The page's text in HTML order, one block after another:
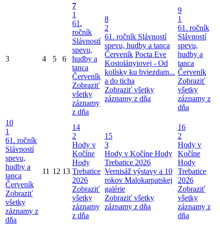
3 4 5 6
7
1
61.
ročník
Slávností
spevu,
hudby a
tanca
Červeník
Zobraziť
všetky
záznamy
z dňa
8
2
61. ročník Slávností
spevu, hudby a tanca
Červeník Pocta Eve
Kostolányiovej - Od
kolísky ku hviezdam...
a do ticha
Zobraziť všetky
záznamy z dňa
9
1
61. ročník
Slávností
spevu,
hudby a
tanca
Červeník
Zobraziť
všetky
záznamy z
dňa
10
1
61. ročník
Slávností
spevu,
hudby a
tanca
Červeník
Zobraziť
všetky
záznamy z
dňa
11 12 13
14
2
Hody v
Kočíne
Hody
Trebatice
2026
Zobraziť
všetky
záznamy
z dňa
15
3
Hody v Kočíne Hody
Trebatice 2026
Vernisáž výstavy a 10
rokov Malokarpatskej
galérie
Zobraziť všetky
záznamy z dňa
16
2
Hody v
Kočíne
Hody
Trebatice
2026
Zobraziť
všetky
záznamy z
dňa